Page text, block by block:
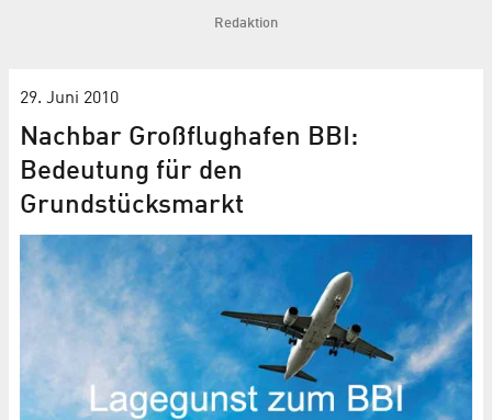
Redaktion
29. Juni 2010
Nachbar Großflughafen BBI:
Bedeutung für den
Grundstücksmarkt